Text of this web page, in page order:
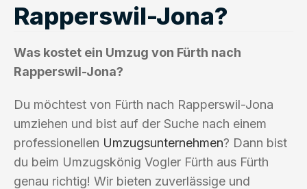
Rapperswil-Jona?
Was kostet ein Umzug von Fürth nach
Rapperswil-Jona?
Du möchtest von Fürth nach Rapperswil-Jona
umziehen und bist auf der Suche nach einem
professionellen Umzugsunternehmen? Dann bist
du beim Umzugskönig Vogler Fürth aus Fürth
genau richtig! Wir bieten zuverlässige und